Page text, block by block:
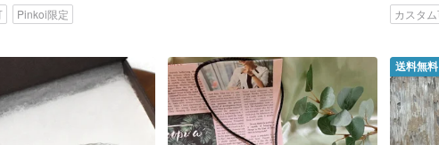
Pinkoi限定 カスタ
送料無料